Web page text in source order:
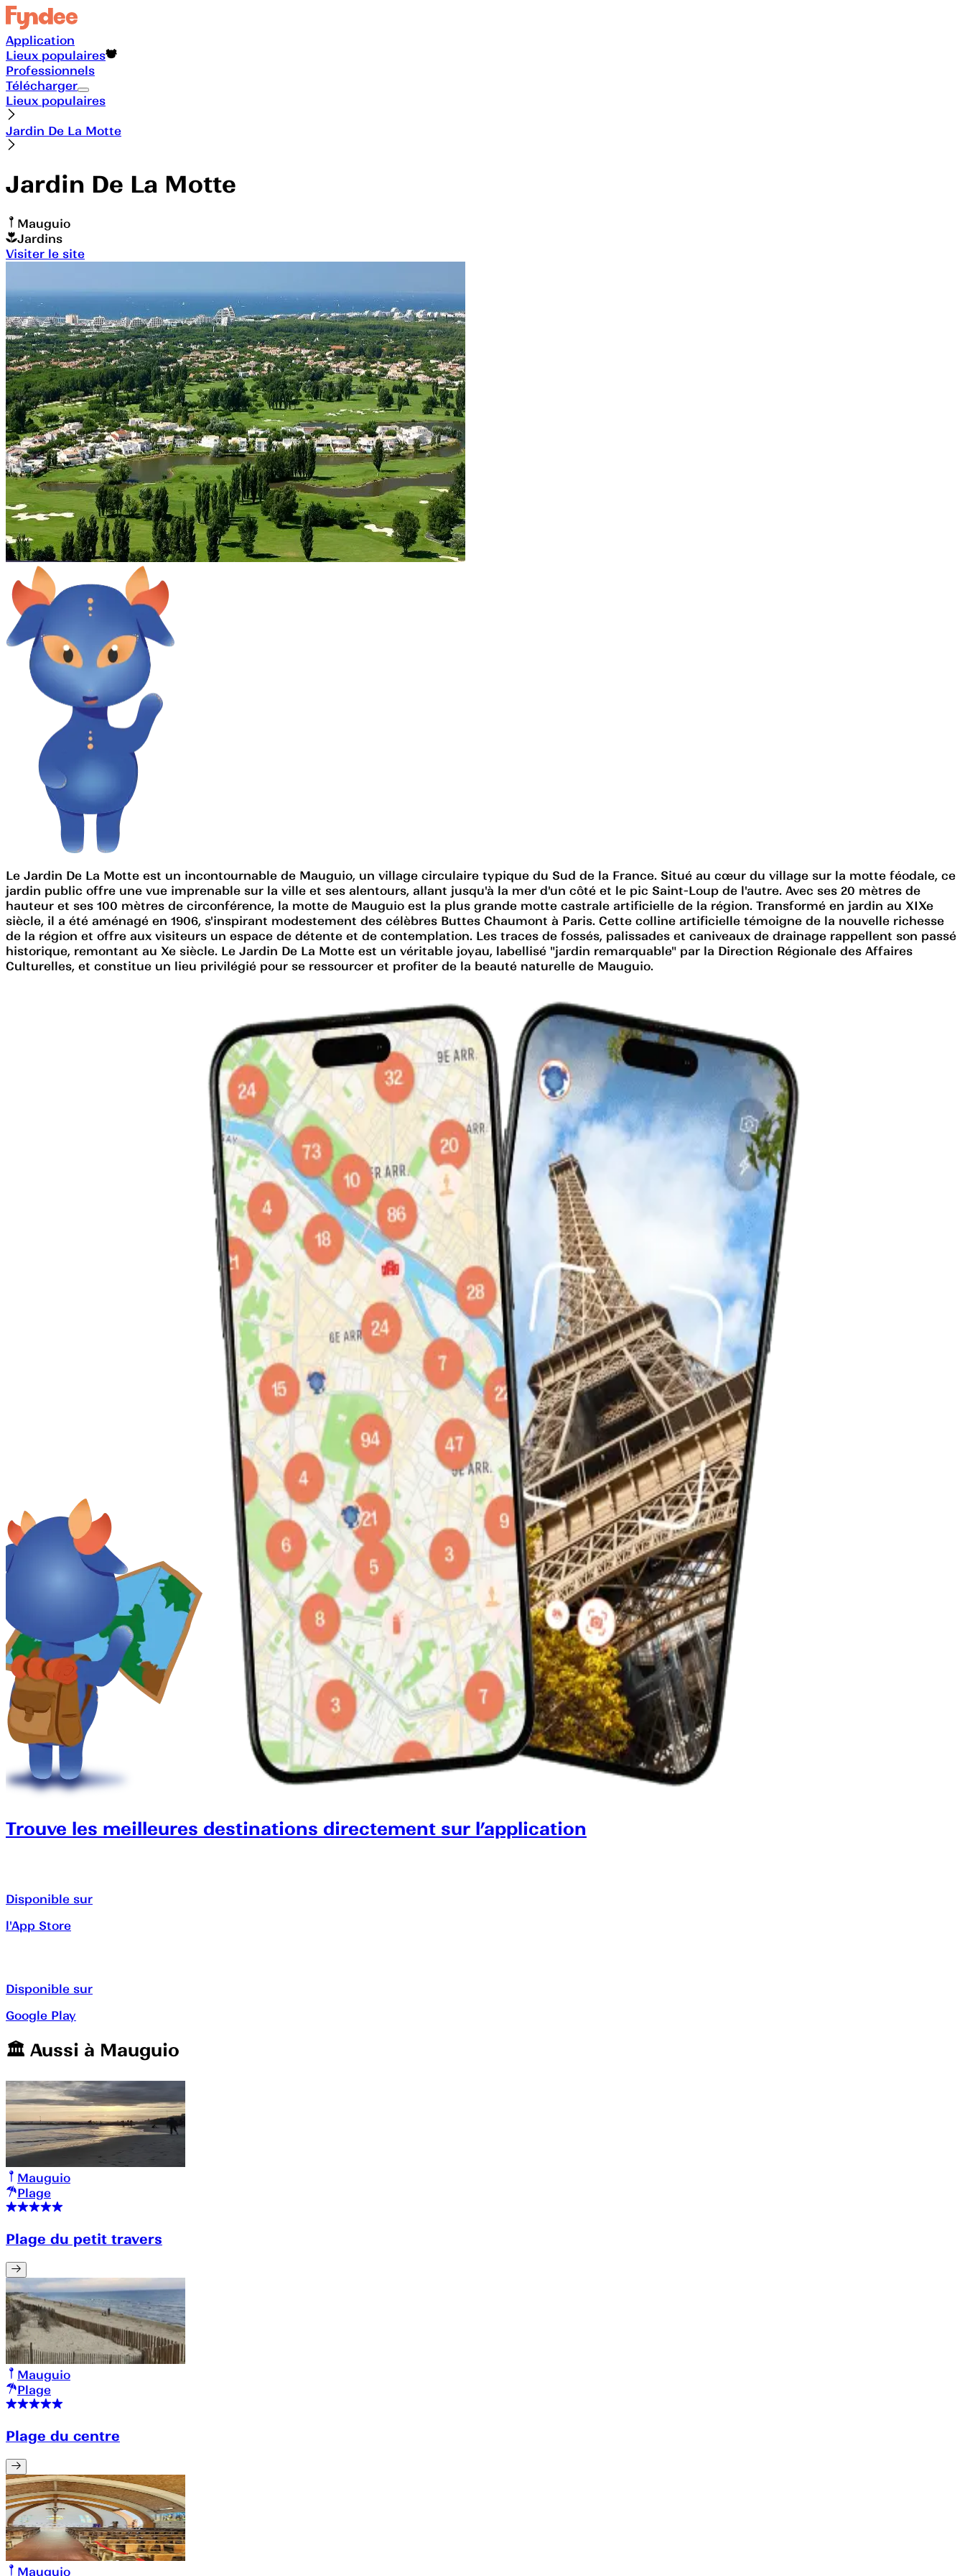
Application
Lieux populaires
Professionnels
Télécharger
Lieux populaires
Jardin De La Motte
Jardin De La Motte
Mauguio
Jardins
Visiter le site
Le Jardin De La Motte est un incontournable de Mauguio, un village circulaire typique du Sud de la France. Situé au cœur du village sur la motte féodale, ce
jardin public offre une vue imprenable sur la ville et ses alentours, allant jusqu'à la mer d'un côté et le pic Saint-Loup de l'autre. Avec ses 20 mètres de
hauteur et ses 100 mètres de circonférence, la motte de Mauguio est la plus grande motte castrale artificielle de la région. Transformé en jardin au XIXe
siècle, il a été aménagé en 1906, s'inspirant modestement des célèbres Buttes Chaumont à Paris. Cette colline artificielle témoigne de la nouvelle richesse
de la région et offre aux visiteurs un espace de détente et de contemplation. Les traces de fossés, palissades et caniveaux de drainage rappellent son passé
historique, remontant au Xe siècle. Le Jardin De La Motte est un véritable joyau, labellisé "jardin remarquable" par la Direction Régionale des Affaires
Culturelles, et constitue un lieu privilégié pour se ressourcer et profiter de la beauté naturelle de Mauguio.
Trouve les meilleures destinations directement sur l’application
Disponible sur
l'App Store
Disponible sur
Google Play
🏛️️ Aussi à Mauguio
Mauguio
Plage
Plage du petit travers
Mauguio
Plage
Plage du centre
Mauguio